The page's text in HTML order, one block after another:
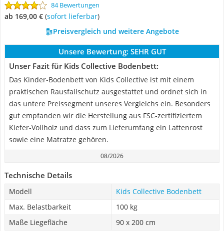
84 Bewertungen
ab 169,00 € ( Sofort lieferbar)
Preisvergleich und weitere Angebote
Unsere Bewertung: SEHR GUT
Unser Fazit für Kids Collective Bodenbett:
Das Kinder-Bodenbett von Kids Collective ist mit einem
praktischen Rausfallschutz ausgestattet und ordnet sich in
das untere Preissegment unseres Vergleichs ein. Besonders
gut empfanden wir die Herstellung aus FSC-zertifiziertem
Kiefer-Vollholz und dass zum Lieferumfang ein Lattenrost
sowie eine Matratze gehören.
08/2026
Technische Details
Modell
Kids Collective Bodenbett
Max. Belastbarkeit
100 kg
Maße Liegefläche
90 x 200 cm